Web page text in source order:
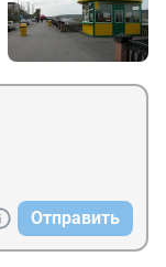
Отправить